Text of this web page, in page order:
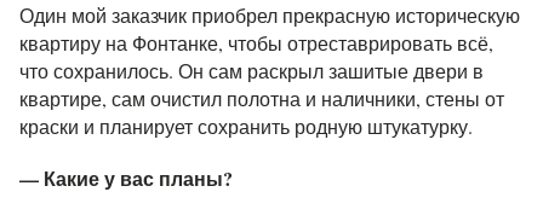
Один мой заказчик приобрел прекрасную историческую
квартиру на Фонтанке, чтобы отреставрировать всё,
что сохранилось. Он сам раскрыл зашитые двери в
квартире, сам очистил полотна и наличники, стены от
краски и планирует сохранить родную штукатурку.
— Какие у вас планы?